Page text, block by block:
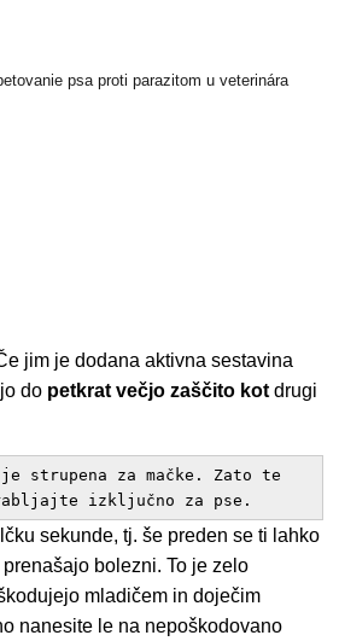
jim je dodana aktivna sestavina
do petkrat večjo zaščito kot drugi
strupena za mačke. Zato te
izključno za pse.
sekunde, tj. še preden se ti lahko
bolezni. To je zelo
mladičem in doječim
nanesite le na nepoškodovano